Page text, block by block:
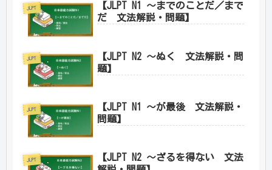
JLPT
【JLPT N1 ～までのことだ／まで
だ 文法解説・問題】
JLPT
【JLPT N2 ～ぬく 文法解説・問
題】
JLPT
【JLPT N1 ～が最後 文法解説・
問題】
JLPT
【JLPT N2 ～ざるを得ない 文法